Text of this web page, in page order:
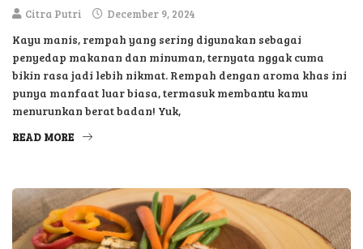
Citra Putri December 9, 2024
Kayu manis, rempah yang sering digunakan sebagai
penyedap makanan dan minuman, ternyata nggak cuma
bikin rasa jadi lebih nikmat. Rempah dengan aroma khas ini
punya manfaat luar biasa, termasuk membantu kamu
menurunkan berat badan! Yuk,
READ MORE